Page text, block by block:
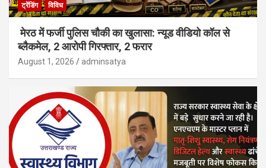
ट्रेंडिंग विविध
मेरठ में फर्जी पुलिस चौकी का खुलासा: न्यूड वीडियो कॉल से
ब्लैकमेल, 2 आरोपी गिरफ्तार, 2 फरार
August 1, 2026 adminsatya